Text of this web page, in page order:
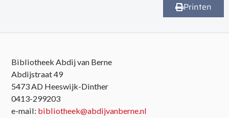
Printen
Bibliotheek Abdij van Berne
Abdijstraat 49
5473 AD Heeswijk-Dinther
0413-299203
e-mail: bibliotheek@abdijvanberne.nl